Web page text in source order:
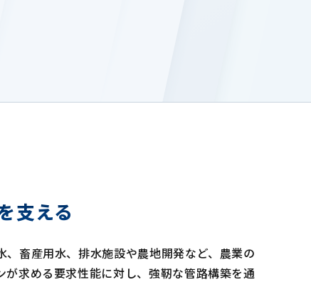
支える
畜産用水、排水施設や農地開発など、農業の
求める要求性能に対し、強靭な管路構築を通